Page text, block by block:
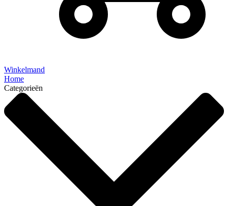
Winkelmand
Home
Categorieën